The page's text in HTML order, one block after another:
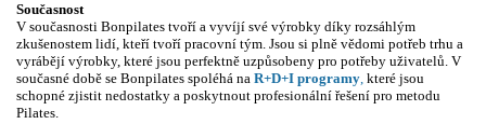
Současnost
V současnosti Bonpilates tvoří a vyvíjí své výrobky díky rozsáhlým
zkušenostem lidí, kteří tvoří pracovní tým. Jsou si plně vědomi potřeb trhu a
vyrábějí výrobky, které jsou perfektně uzpůsobeny pro potřeby uživatelů. V
současné době se Bonpilates spoléhá na R+D+I programy, které jsou
schopné zjistit nedostatky a poskytnout profesionální řešení pro metodu
Pilates.